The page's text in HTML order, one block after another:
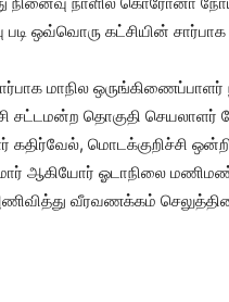
ஒவ்வொரு கட்சியின் சார்பாக
மாநில
சட்டமன்ற தொகுதி செயலாளர்
மொடக்குறிச்சி
ஆகியோர் ஓடாநிலை
வீரவணக்கம்